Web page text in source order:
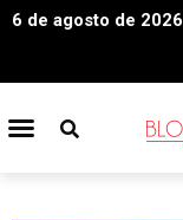
6 de agosto de 2026